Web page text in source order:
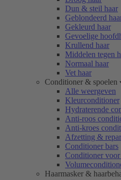
Dun & steil haar
Geblondeerd
Gekleurd haar
Gevoelige
Krullend haar
Middelen tegen
Normaal haar
Vet haar
Conditioner & spoelen
Alle weergeven
Kleurconditioner
Hydraterende
Anti-roos
Anti-kroes
Afzetting &
Conditioner bars
Conditioner
Haarmasker &